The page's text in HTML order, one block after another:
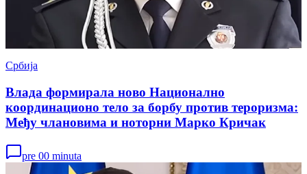
Србија
Влада формирала ново Национално
координационо тело за борбу против тероризма:
Међу члановима и ноторни Марко Кричак
pre 00 minuta